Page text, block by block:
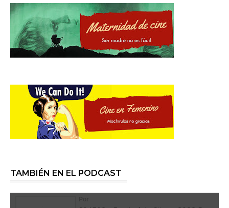
TAMBIÉN EN EL PODCAST